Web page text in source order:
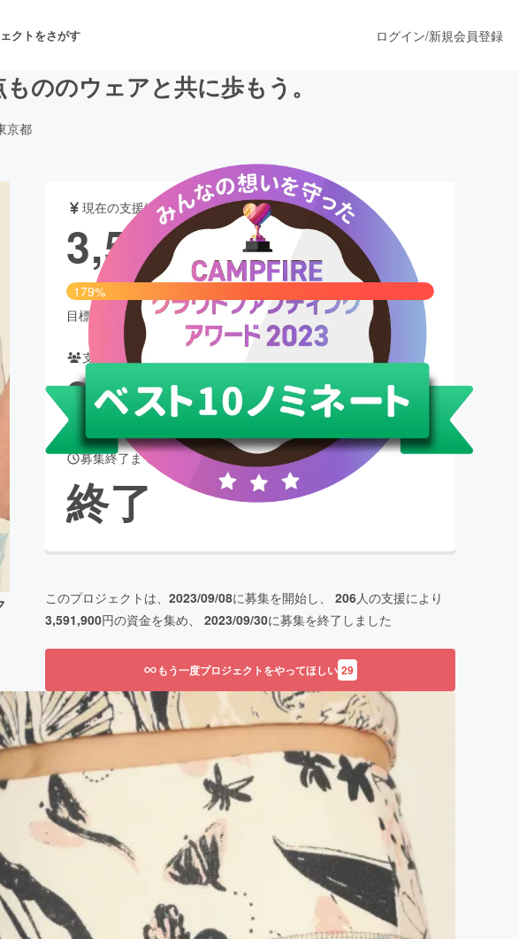
クトをさがす
・パフォーマンス プロダクト
ド・飲食店 ファッション
メ・漫画 スポーツ
ーティー・ヘルスケア ソーシャルグッド
Creation
ュニティ
ログイン/新規会員登録
ののウェアと共に歩もう。
京都
現在の支援総額
3,591,900円
179%
目標金額は2,000,000円
支援者数
206人
募集終了まで残り
終了
このプロジェクトは、 2023/09/08に募集を開始し、 206人の支援により
3,591,900円の資金を集め、 2023/09/30に募集を終了しました
もう一度プロジェクトをやってほしい 29